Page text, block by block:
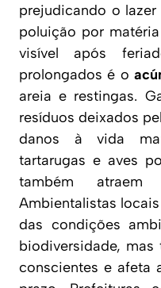
prejudicando o
poluição por
visível após
prolongados é o
areia e restingas.
resíduos deixados
danos à vida
tartarugas e aves
também
Ambientalistas
das condições
biodiversidade,
conscientes e afeta